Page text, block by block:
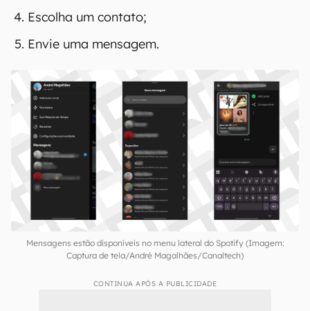
Escolha um contato;
Envie uma mensagem.
Mensagens estão disponíveis no menu lateral do Spotify (Imagem:
Captura de tela/André Magalhães/Canaltech)
CONTINUA APÓS A PUBLICIDADE